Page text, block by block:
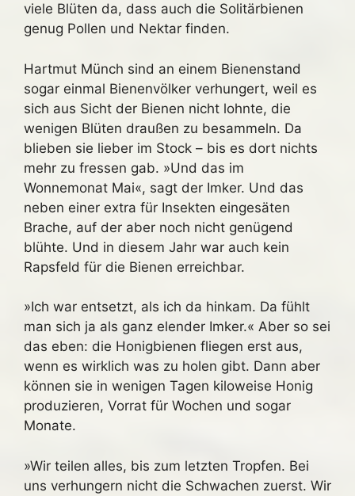
viele Blüten da, dass auch die Solitärbienen
genug Pollen und Nektar finden.
Hartmut Münch sind an einem Bienenstand
sogar einmal Bienenvölker verhungert, weil es
sich aus Sicht der Bienen nicht lohnte, die
wenigen Blüten draußen zu besammeln. Da
blieben sie lieber im Stock – bis es dort nichts
mehr zu fressen gab. »Und das im
Wonnemonat Mai«, sagt der Imker. Und das
neben einer extra für Insekten eingesäten
Brache, auf der aber noch nicht genügend
blühte. Und in diesem Jahr war auch kein
Rapsfeld für die Bienen erreichbar.
»Ich war entsetzt, als ich da hinkam. Da fühlt
man sich ja als ganz elender Imker.« Aber so sei
das eben: die Honigbienen fliegen erst aus,
wenn es wirklich was zu holen gibt. Dann aber
können sie in wenigen Tagen kiloweise Honig
produzieren, Vorrat für Wochen und sogar
Monate.
»Wir teilen alles, bis zum letzten Tropfen. Bei
uns verhungern nicht die Schwachen zuerst. Wir